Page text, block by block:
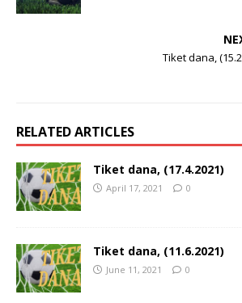
Tiket dana,
RELATED ARTICLES
Tiket dana, (17.4.2021)
April 17, 2021 0
Tiket dana, (11.6.2021)
June 11, 2021 0